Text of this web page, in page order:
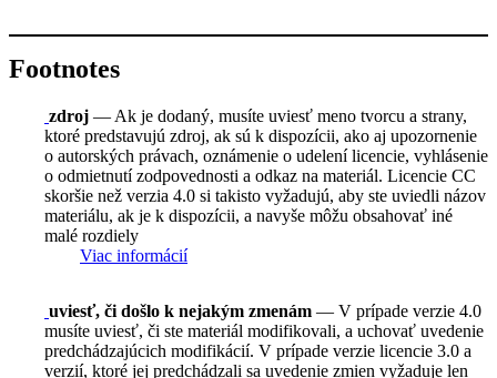
Footnotes
zdroj — Ak je dodaný, musíte uviesť meno tvorcu a strany,
ktoré predstavujú zdroj, ak sú k dispozícii, ako aj upozornenie
o autorských právach, oznámenie o udelení licencie, vyhlásenie
o odmietnutí zodpovednosti a odkaz na materiál. Licencie CC
skoršie než verzia 4.0 si takisto vyžadujú, aby ste uviedli názov
materiálu, ak je k dispozícii, a navyše môžu obsahovať iné
malé rozdiely
Viac informácií
uviesť, či došlo k nejakým zmenám — V prípade verzie 4.0
musíte uviesť, či ste materiál modifikovali, a uchovať uvedenie
predchádzajúcich modifikácií. V prípade verzie licencie 3.0 a
verzií, ktoré jej predchádzali sa uvedenie zmien vyžaduje len